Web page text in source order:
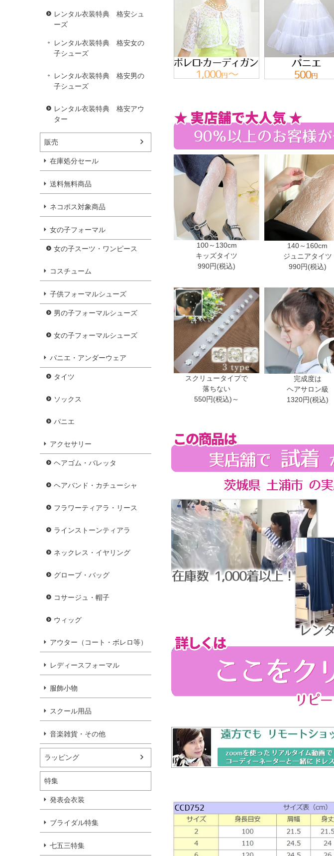
レンタル衣装特典 格安シュ
ーズ
レンタル衣装特典 格安女の
子シューズ
レンタル衣装特典 格安男の
子シューズ
レンタル衣装特典 格安アウ
ター
販売
在庫処分セール
送料無料商品
ネコポス対象商品
女の子フォーマル
女の子スーツ・ワンピース
コスチューム
子供フォーマルシューズ
男の子フォーマルシューズ
女の子フォーマルシューズ
パニエ・アンダーウェア
タイツ
ソックス
パニエ
アクセサリー
ヘアゴム・バレッタ
ヘアバンド・カチューシャ
フラワーティアラ・リース
ラインストーンティアラ
ネックレス・イヤリング
グローブ・バッグ
コサージュ・帽子
ウィッグ
アウター（コート・ボレロ等）
レディースフォーマル
服飾小物
スクール用品
音楽雑貨・その他
ラッピング
特集
発表会衣装
ブライダル特集
七五三特集
100～130cm
キッズタイツ
990円(税込)
140～160cm
ジュニアタイツ
990円(税込)
スクリュータイプで
落ちない
550円(税込)～
完成度は
ヘアサロン級
1320円(税込)